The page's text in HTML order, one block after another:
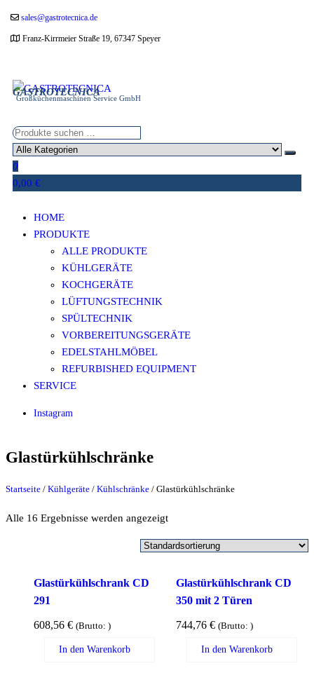
Zumsales@gastrotecnica.de
Franz-Kirrmeier Straße 19, 67347 Speyer
GASTROTECNICA
Großküchenmaschinen Service GmbH
0
0,00 €
HOME
PRODUKTE
ALLE PRODUKTE
KÜHLGERÄTE
KOCHGERÄTE
LÜFTUNGSTECHNIK
SPÜLTECHNIK
VORBEREITUNGSGERÄTE
EDELSTAHLMÖBEL
REFURBISHED EQUIPMENT
SERVICE
Instagram
Glastürkühlschränke
Startseite / Kühlgeräte / Kühlschränke / Glastürkühlschränke
Alle 16 Ergebnisse werden angezeigt
Glastürkühlschrank CD
291
608,56 € (Brutto: )
In den Warenkorb
Glastürkühlschrank CD
350 mit 2 Türen
744,76€ (Brutto:)
In den Warenkorb